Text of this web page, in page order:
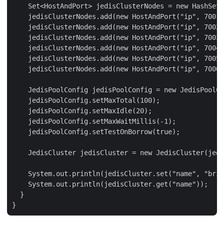
Set<HostAndPort> jedisClusterNodes = new
jedisClusterNodes.add(new HostAndPort("ip",
jedisClusterNodes.add(new HostAndPort("ip",
jedisClusterNodes.add(new HostAndPort("ip",
jedisClusterNodes.add(new HostAndPort("ip",
jedisClusterNodes.add(new HostAndPort("ip",
jedisClusterNodes.add(new HostAndPort("ip",
JedisPoolConfig jedisPoolConfig = new
    jedisPoolConfig.setMaxTotal(100);
    jedisPoolConfig.setMaxIdle(20);
    jedisPoolConfig.setMaxWaitMillis(-1);
    jedisPoolConfig.setTestOnBorrow(true);
JedisCluster jedisCluster = new
System.out.println(jedisCluster.set("name",
    System.out.println(jedisCluster.get("name"));
  }